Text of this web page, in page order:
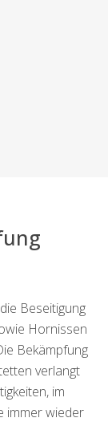
Beseitigung
Hornissen
Bekämpfung
verlangt
im
immer wieder